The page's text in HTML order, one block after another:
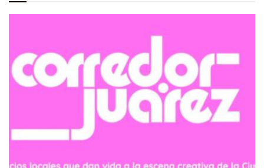
anfitrión del lanzamiento de su edición limitada junto
a Ana de la Reguera y Belinda.